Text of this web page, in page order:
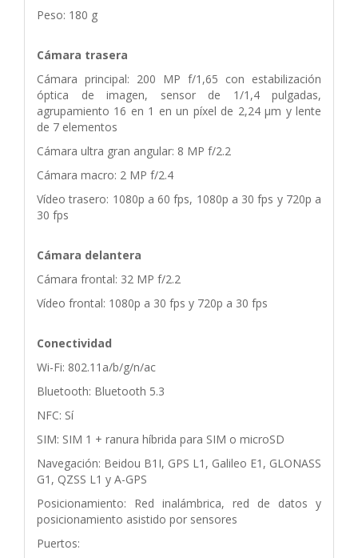
Peso: 180 g
Cámara trasera
Cámara principal: 200 MP f/1,65 con estabilización
óptica de imagen, sensor de 1/1,4 pulgadas,
agrupamiento 16 en 1 en un píxel de 2,24 μm y lente
de 7 elementos
Cámara ultra gran angular: 8 MP f/2.2
Cámara macro: 2 MP f/2.4
Vídeo trasero: 1080p a 60 fps, 1080p a 30 fps y 720p a
30 fps
Cámara delantera
Cámara frontal: 32 MP f/2.2
Vídeo frontal: 1080p a 30 fps y 720p a 30 fps
Conectividad
Wi-Fi: 802.11a/b/g/n/ac
Bluetooth: Bluetooth 5.3
NFC: Sí
SIM: SIM 1 + ranura híbrida para SIM o microSD
Navegación: Beidou B1I, GPS L1, Galileo E1, GLONASS
G1, QZSS L1 y A-GPS
Posicionamiento: Red inalámbrica, red de datos y
posicionamiento asistido por sensores
Puertos: